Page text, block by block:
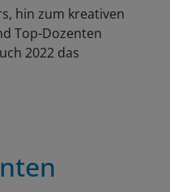
hin zum kreativen
Top-Dozenten
2022 das